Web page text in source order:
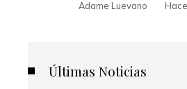
Adame Luevano
Últimas Noticias